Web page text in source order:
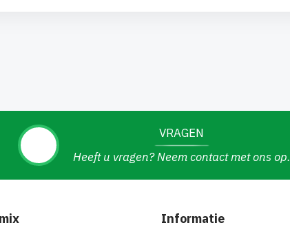
VRAGEN
Heeft u vragen? Neem contact met ons op.
Informatie